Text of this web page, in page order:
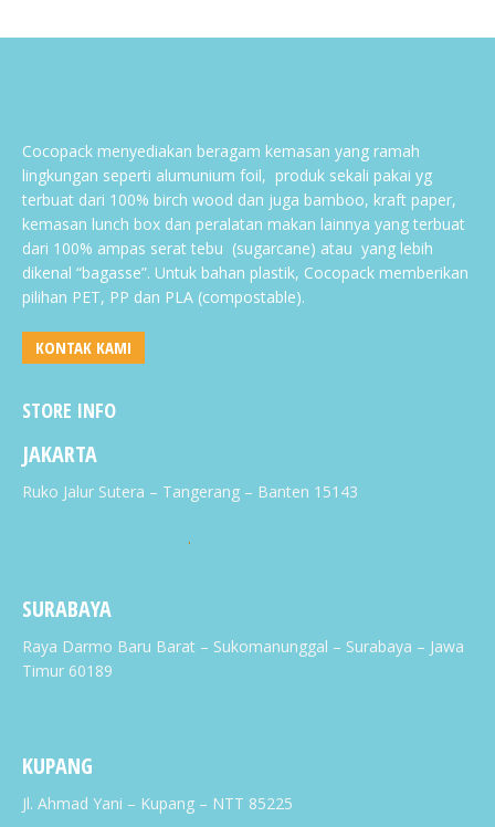
Cocopack menyediakan beragam kemasan yang ramah
lingkungan seperti alumunium foil, produk sekali pakai yg
terbuat dari 100% birch wood dan juga bamboo, kraft paper,
kemasan lunch box dan peralatan makan lainnya yang terbuat
dari 100% ampas serat tebu (sugarcane) atau yang lebih
dikenal “bagasse”. Untuk bahan plastik, Cocopack memberikan
pilihan PET, PP dan PLA (compostable).
KONTAK KAMI
STORE INFO
JAKARTA
Ruko Jalur Sutera – Tangerang – Banten 15143
.
SURABAYA
Raya Darmo Baru Barat – Sukomanunggal – Surabaya – Jawa
Timur 60189
KUPANG
Jl. Ahmad Yani – Kupang – NTT 85225